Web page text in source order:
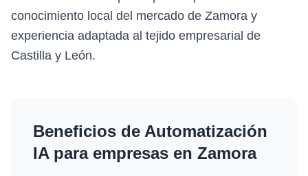
conocimiento local del mercado de Zamora y
experiencia adaptada al tejido empresarial de
Castilla y León.
Beneficios de Automatización
IApara empresas en Zamora